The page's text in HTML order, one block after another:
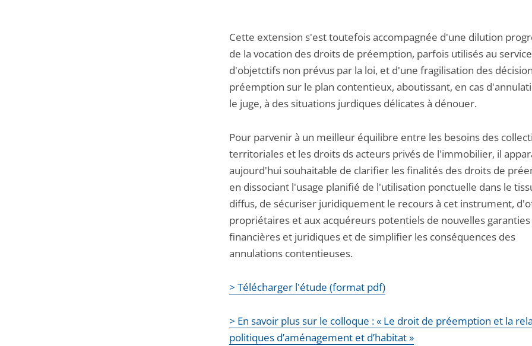
Cette extension s'est toutefois accompagnée d'une dilution
de la vocation des droits de préemption, parfois utilisés au service
d'objetctifs non prévus par la loi, et d'une fragilisation des
préemption sur le plan contentieux, aboutissant, en cas
le juge, à des situations jurdiques délicates à dénouer.
Pour parvenir à un meilleur équilibre entre les besoins des
territoriales et les droits ds acteurs privés de l'immobilier, il
aujourd'hui souhaitable de clarifier les finalités des droits de
en dissociant l'usage planifié de l'utilisation ponctuelle dans le
diffus, de sécuriser juridiquement le recours à cet instrument,
propriétaires et aux acquéreurs potentiels de nouvelles garanties
financières et juridiques et de simplifier les conséquences des
annulations contentieuses.
> Télécharger l'étude (format pdf)
> En savoir plus sur le colloque : « Le droit de préemption et la
politiques d’aménagement et d’habitat »